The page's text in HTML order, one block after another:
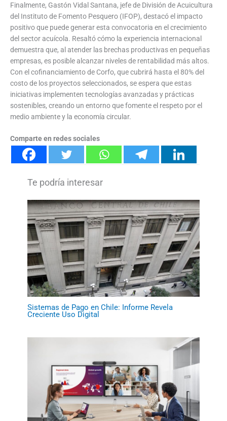
Finalmente, Gastón Vidal Santana, jefe de División de Acuicultura
del Instituto de Fomento Pesquero (IFOP), destacó el impacto
positivo que puede generar esta convocatoria en el crecimiento
del sector acuícola. Resaltó cómo la experiencia internacional
demuestra que, al atender las brechas productivas en pequeñas
empresas, es posible alcanzar niveles de rentabilidad más altos.
Con el cofinanciamiento de Corfo, que cubrirá hasta el 80% del
costo de los proyectos seleccionados, se espera que estas
iniciativas implementen tecnologías avanzadas y prácticas
sostenibles, creando un entorno que fomente el respeto por el
medio ambiente y la economía circular.
Comparte en redes sociales
Sistemas de Pago en Chile: Informe Revela
Creciente Uso Digital